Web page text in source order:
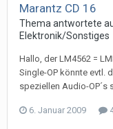
Marantz CD 16
Thema antwortete
Elektronik/Sonstiges
Hallo, der LM4562 =
Single-OP könnte evtl.
speziellen Audio-OP´s
6. Januar 2009